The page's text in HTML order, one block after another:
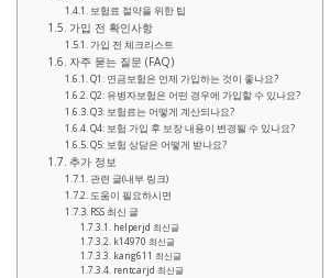
보험료 절약을 위한 팁
가입 전 확인사항
가입 전 체크리스트
자주 묻는 질문 (FAQ)
Q1: 연금보험은 언제 가입하는 것이 좋나요?
Q2: 유병자보험은 어떤 경우에 가입할 수 있나요?
Q3: 보험료는 어떻게 계산되나요?
Q4: 보험 가입 후 보장 내용이 변경될 수 있나요?
Q5: 보험 상담은 어떻게 받나요?
추가 정보
관련 글(내부 링크)
도움이 필요하시면
RSS 최신 글
helperjd 최신글
k14970 최신글
kang611 최신글
rentcarjd 최신글